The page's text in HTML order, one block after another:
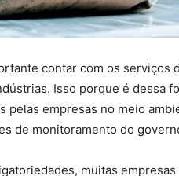
contar com os serviços
Isso porque é dessa
pelas empresas no meio
de monitoramento do
muitas